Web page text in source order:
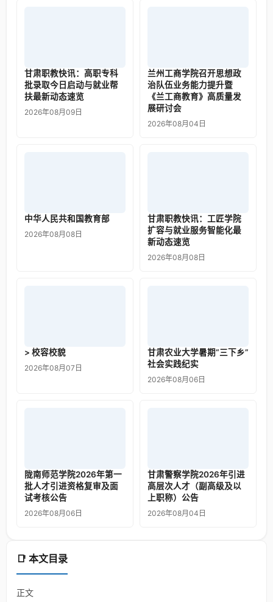
📑 本文目录
正文
甘肃职教快讯：高职专科
批录取今日启动与就业帮
扶最新动态速览
2026年08月09日
兰州工商学院召开思想政
治队伍业务能力提升暨
《兰工商教育》高质量发
展研讨会
2026年08月04日
中华人民共和国教育部
2026年08月08日
甘肃职教快讯：工匠学院
扩容与就业服务智能化最
新动态速览
2026年08月08日
> 校容校貌
2026年08月07日
甘肃农业大学暑期“三下乡”
社会实践纪实
2026年08月06日
陇南师范学院2026年第一
批人才引进资格复审及面
试考核公告
2026年08月06日
甘肃警察学院2026年引进
高层次人才（副高级及以
上职称）公告
2026年08月04日